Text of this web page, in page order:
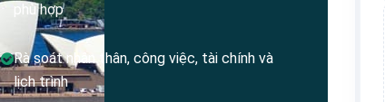
phù hợp
Rà soát nhân thân, công việc, tài chính và
lịch trình